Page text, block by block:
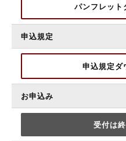
パンフレット
申込規定
申込規定ダ
お申込み
受付は